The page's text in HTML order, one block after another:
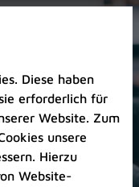
Diese haben
erforderlich für
Website. Zum
unsere
Hierzu
Website-